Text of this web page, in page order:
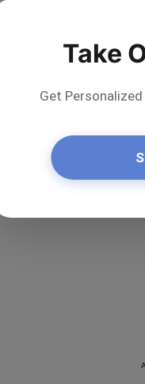
Not sure which
Try it on with your
Take
Get